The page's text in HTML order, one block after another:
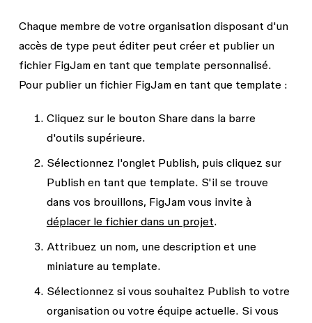
Chaque membre de votre organisation disposant d'un
accès de type peut éditerpeut créer et publier un
fichier FigJam en tant que template personnalisé.
Pour publier un fichier FigJam en tant que template :
Cliquez sur le bouton Sharedans la barre
d'outils supérieure.
Sélectionnez l'onglet Publish, puis cliquez sur
Publishen tant que template. S'il se trouve
dans vos brouillons, FigJam vous invite à
déplacer le fichier dans un projet.
Attribuez un nom, une description et une
miniature au template.
Sélectionnez si vous souhaitez Publish to votre
organisation ou votre équipe actuelle. Si vous